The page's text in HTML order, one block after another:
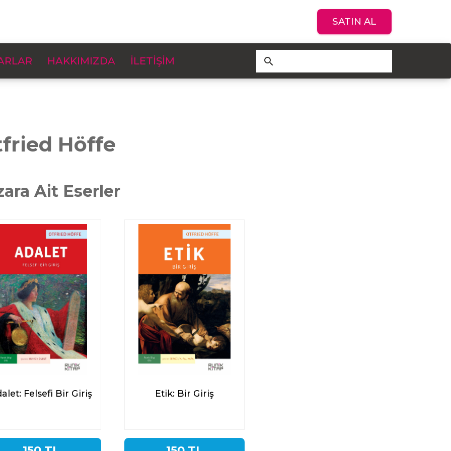
SATIN AL
HAKKIMIZDA İLETİŞİM search
Höffe
Ait Eserler
Felsefi Bir Giriş Etik: Bir Giriş